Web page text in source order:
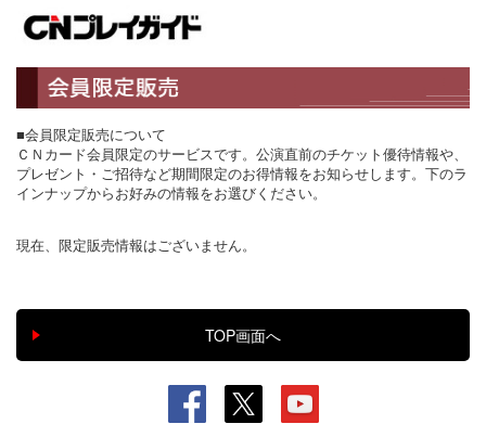
■会員限定販売について
ＣＮカード会員限定のサービスです。公演直前のチケット優待情報や、
プレゼント・ご招待など期間限定のお得情報をお知らせします。下のラ
インナップからお好みの情報をお選びください。
現在、限定販売情報はございません。